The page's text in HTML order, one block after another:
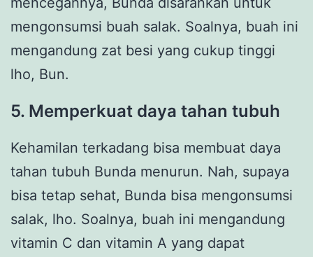
mengonsumsi buah salak. Soalnya, buah ini
mengandung zat besi yang cukup tinggi
lho, Bun.
5. Memperkuat daya tahan tubuh
Kehamilan terkadang bisa membuat daya
tahan tubuh Bunda menurun. Nah, supaya
bisa tetap sehat, Bunda bisa mengonsumsi
salak, lho. Soalnya, buah ini mengandung
vitamin C dan vitamin A yang dapat